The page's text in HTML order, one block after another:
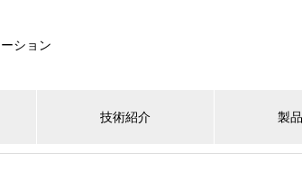
ション
技術紹介 製